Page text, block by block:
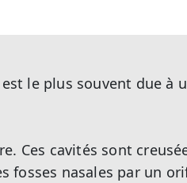
le plus souvent due à
Ces cavités sont
fosses nasales par un